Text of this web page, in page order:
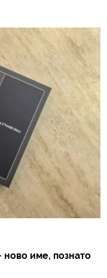
ново име, познато